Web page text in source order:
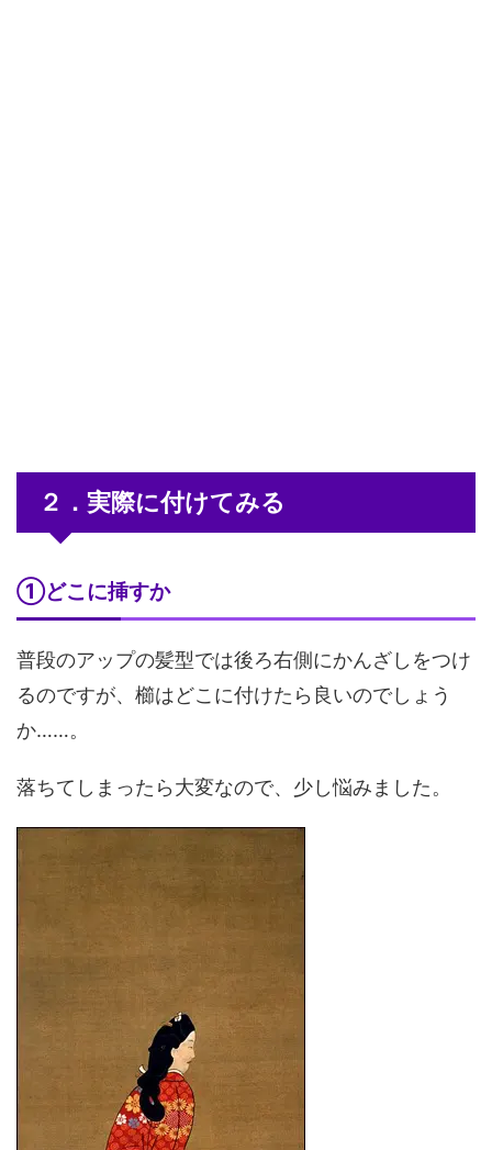
２．実際に付けてみる
①どこに挿すか
普段のアップの髪型では後ろ右側にかんざしをつけ
るのですが、櫛はどこに付けたら良いのでしょう
か……。
落ちてしまったら大変なので、少し悩みました。